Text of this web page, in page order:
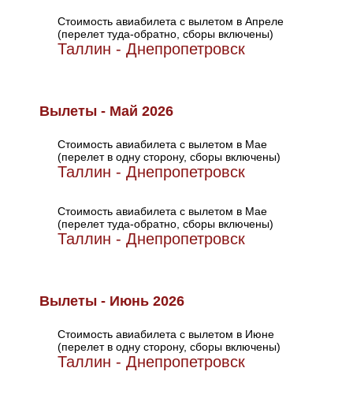
Стоимость авиабилета с вылетом в Апреле
(перелет туда-обратно, сборы включены)
Таллин - Днепропетровск
Вылеты - Май 2026
Стоимость авиабилета с вылетом в Мае
(перелет в одну сторону, сборы включены)
Таллин - Днепропетровск
Стоимость авиабилета с вылетом в Мае
(перелет туда-обратно, сборы включены)
Таллин - Днепропетровск
Вылеты - Июнь 2026
Стоимость авиабилета с вылетом в Июне
(перелет в одну сторону, сборы включены)
Таллин - Днепропетровск